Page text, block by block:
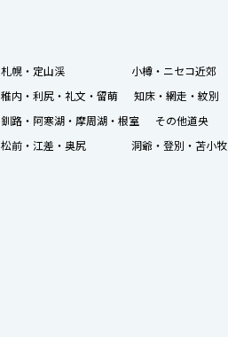
札幌・定山渓 小樽・ニセコ近郊
稚内・利尻・礼文・留萌
知床・網走・紋別
釧路・阿寒湖・摩周湖・根室
その他道央
松前・江差・奥尻 洞爺・登別・苫小牧